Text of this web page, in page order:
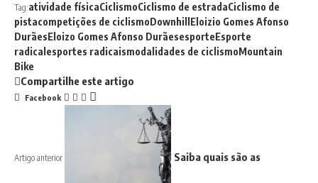
Tag:atividade físicaCiclismoCiclismo de estradaCiclismo de
pistacompetições de ciclismoDownhill
Eloizio Gomes Afonso
Durães Eloizo Gomes Afonso Durãesesporte Esporte
radical esportes radicaismodalidades de ciclismo Mountain
Bike
Compartilhe este artigo
Facebook
Artigo anterior Saiba quais são as